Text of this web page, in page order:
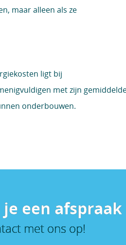
maar alleen als ze
ligt bij
met zijn
onderbouwen.
een
met ons op!